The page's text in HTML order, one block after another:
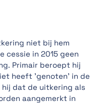
niet bij hem
cessie in 2015 geen
Primair beroept hij
heeft 'genoten' in de
dat de uitkering als
aangemerkt in